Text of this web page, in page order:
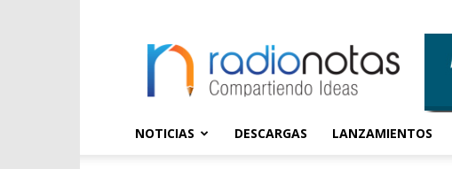
NOTICIAS DESCARGAS LANZAMIENTOS